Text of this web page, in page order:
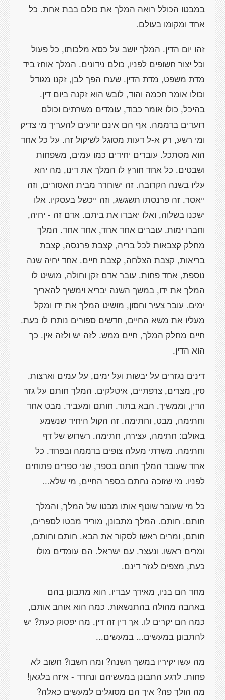
במבטו הכולל רואה המלך את כולם בבת אחת. כל
אחד ומקומו בעולם.
זהו יום הדין. המלך יושב על כסא מלכותו, כל פעול
וכל יצור חשופים לפניו, כולם נידונים. המלך אוחז ביד
מדת משפט, מדת הדין. שערו הפך לבן, זקנו מגודל
וכולו אומר חכמה והוד, לובש הוא זקנה ביום דין.
בהיכל, כולו אומר כבוד, עומדים משרתים וכולם
רועדים בדממה. אף הם אינם יודעים להעריך מי צדיק
ומי רשע, רק א-ל דעות מסוגל לשיקול זה. על כל אחד
הוא מסתכל. עוברים יחידים כמו עמים, משפחות
ושבטים. כל אחד חורץ לו המלך את דינו, מה יהא
עליו בשנה הקרובה. זה ישוחרר מבית האסורים, וזה
ייאסר. זה פרנסתו תשגשג, וזה ייכשל בעסקיו. אלו
ישכנו בשלוה, ואלו יאבדו את ביתם. אדם זה - יחיה,
וחברו ימות. עוברים אחד אחד, אחד אחד. המלך
מחלק קצבאות לכל בריה, קצבת פרנסה, קצבת
בריאות, קצבת הצלחה, קצבת חיים. אחד יחיה שנה
נוספת, אחד פחות. עובר אדם זקן וחולה, מושיט לו
המלך את ידו, במשך השנה יבריא וימשיך להאריך
ימים. עובר צעיר וחסון, מושיט המלך את ידו ומקל
מעליו את משא החיים, חדשים ספורים נותרו לו כעת.
חיים מחלק המלך, חיים ממש. לזה יש ולזה אין. כך
הוא הדין.
דינים נגזרים על יבשות ועל ימים, על עמים וארצות.
סין, מצרים, צרפתיים, איטלקים. המלך חותם על גזר
הדין, וממשיך. הבא בתור. חותם ומעביר. מבט אחד
וחתימה, מבט, וחתימה. זה הקול היחיד שנשמע
באולם: חתימה, עצירה, חתימה. רשרוש של דף
וחתימה. משרתי מעלה צופים בדממה ובפחד. כל
אחד שעובר המלך חותם בספר, שני ספרים פתוחים
לפניו. מי שזוכה נחתם בספר החיים, מי שלא...
כל מי שעובר שוטף אותו מבטו של המלך, והמלך
חותם. חותם. המלך מתבונן, מוריד מבטו לספרים,
חותם, ומרים ראשו לסקור את הבא. חותם וחותם,
ומרים ראשו. ונעצר. עם ישראל. הם עומדים מולו
כעת, מצפים לגזר דינם.
מחד הם בניו, מאידך עבדיו. הוא מתבונן בהם
באהבה מהולה בהתנשאות. כמה הוא אוהב אותם,
כמה הם יקרים לו. אך דין זה דין. מה יפסוק כעת? יש
להתבונן במעשים... במעשים...
מה עשו יקיריו במשך השנה? ומה חשבו? חשוב לא
פחות. לרגע התבונן במעשיהם ונחרד - איזה בלגאן!
מה הולך פה? איך הם מסוגלים למעשים כאלה?